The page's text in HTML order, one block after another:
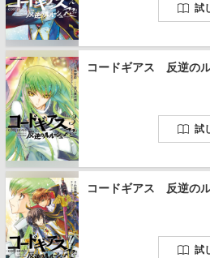
試
コードギアス 反逆の
試
コードギアス 反逆の
試